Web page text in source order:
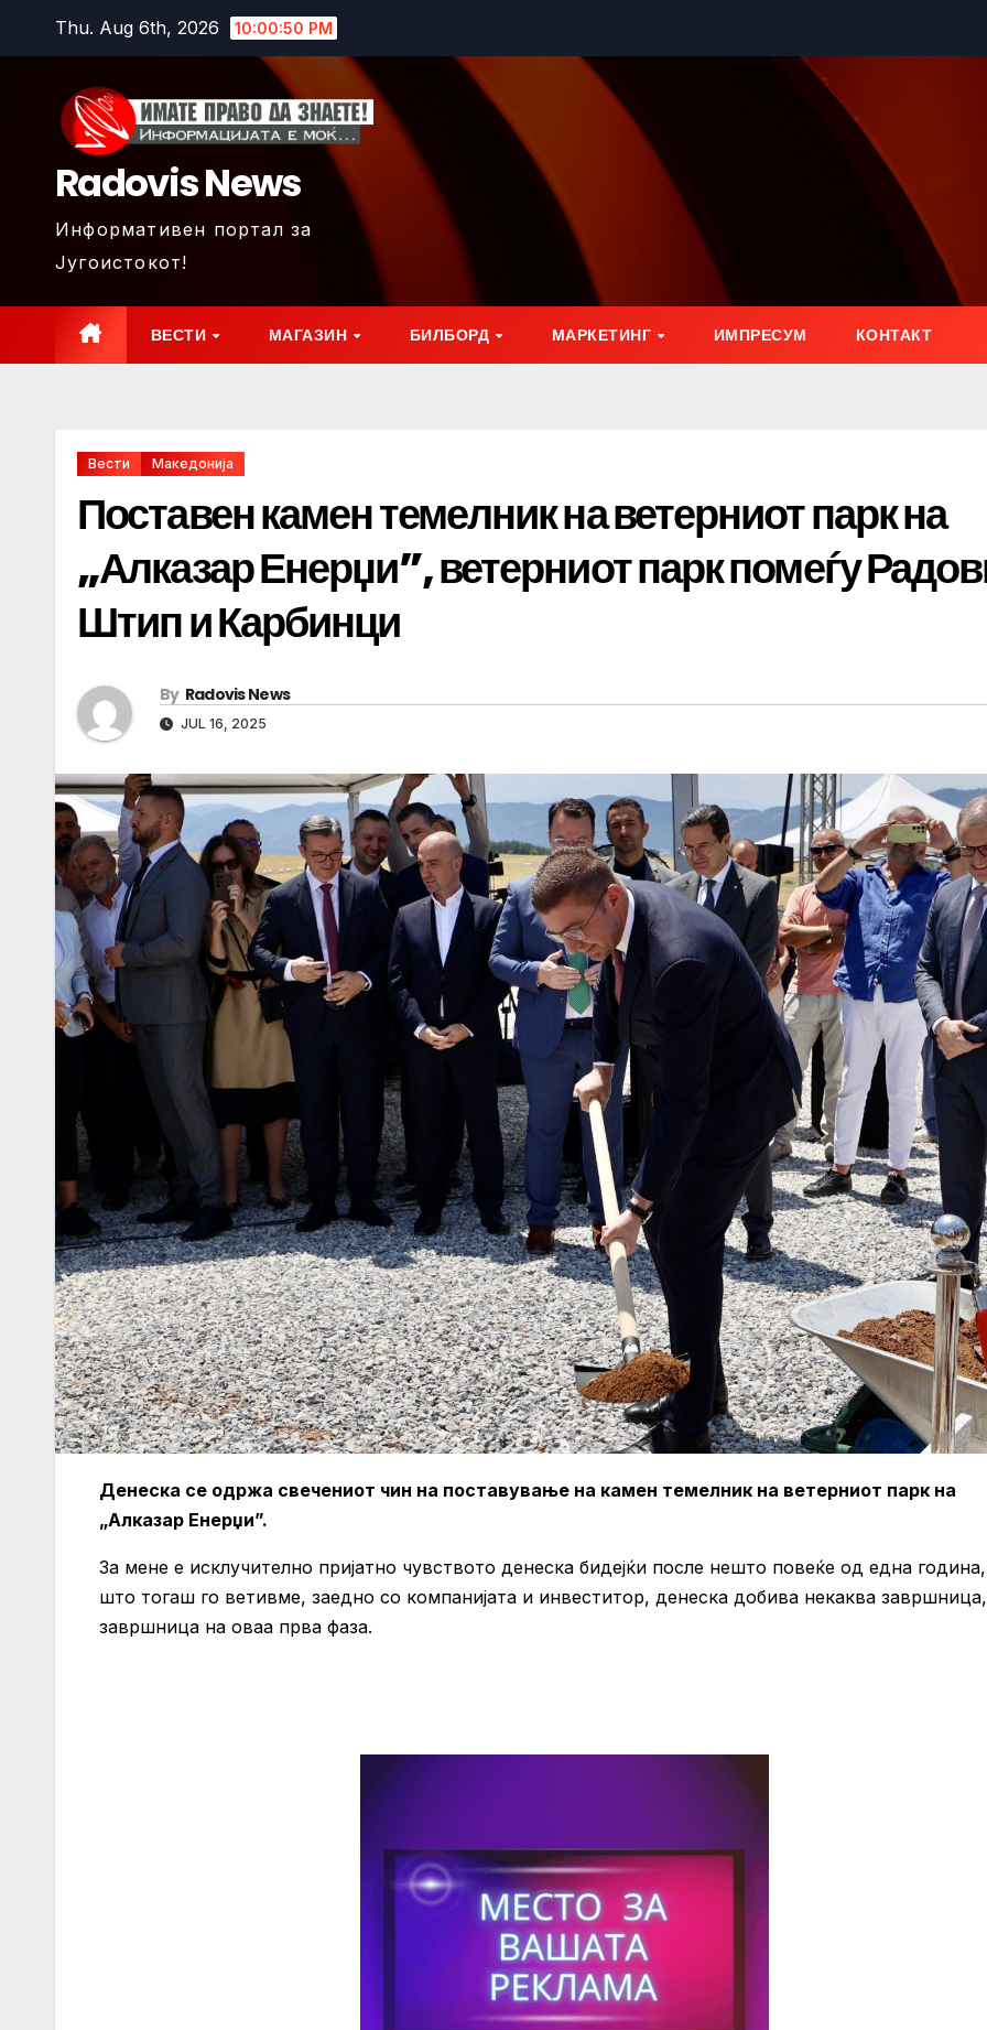
Thu. Aug 6th, 2026 10:00:52 PM
Radovis News
Информативен портал за
Југоистокот!
ВЕСТИ МАГАЗИН БИЛБОРД МАРКЕТИНГ ИМПРЕСУМ КОНТАКТ
Вести Македонија
Поставен камен темелник на ветерниот парк на
„Алказар Енерџи”, ветерниот парк помеѓу
Штип и Карбинци
By Radovis News
JUL 16, 2025
Денеска се одржа свечениот чин на поставување на камен темелник на ветерниот парк на
„Алказар Енерџи”.
За мене е исклучително пријатно чувството денеска бидејќи после нешто повеќе од една
што тогаш го ветивме, заедно со компанијата и инвеститор, денеска добива некаква завршница,
завршница на оваа прва фаза.